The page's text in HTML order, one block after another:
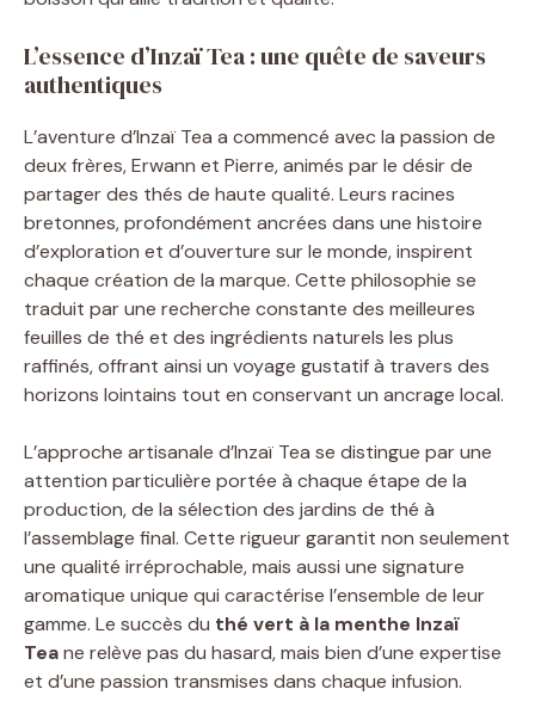
L’essence d’Inzaï Tea : une quête de saveurs
authentiques
L’aventure d’Inzaï Tea a commencé avec la passion de
deux frères, Erwann et Pierre, animés par le désir de
partager des thés de haute qualité. Leurs racines
bretonnes, profondément ancrées dans une histoire
d’exploration et d’ouverture sur le monde, inspirent
chaque création de la marque. Cette philosophie se
traduit par une recherche constante des meilleures
feuilles de thé et des ingrédients naturels les plus
raffinés, offrant ainsi un voyage gustatif à travers des
horizons lointains tout en conservant un ancrage local.
L’approche artisanale d’Inzaï Tea se distingue par une
attention particulière portée à chaque étape de la
production, de la sélection des jardins de thé à
l’assemblage final. Cette rigueur garantit non seulement
une qualité irréprochable, mais aussi une signature
aromatique unique qui caractérise l’ensemble de leur
gamme. Le succès du thé vert à la menthe Inzaï
Teane relève pas du hasard, mais bien d’une expertise
et d’une passion transmises dans chaque infusion.